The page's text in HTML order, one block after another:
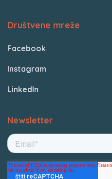
Društvene mreže
Facebook
Instagram
LinkedIn
Newsletter